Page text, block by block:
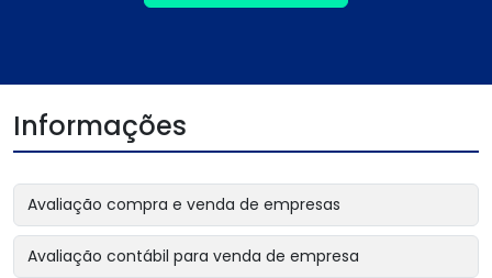
Informações
Avaliação compra e venda de empresas
Avaliação contábil para venda de empresa